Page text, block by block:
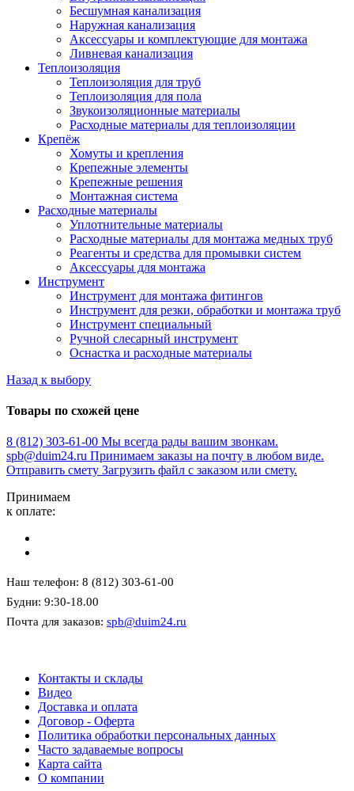
Бесшумная канализация
Наружная канализация
Аксессуары и комплектующие для монтажа
Ливневая канализация
Теплоизоляция
Теплоизоляция для труб
Теплоизоляция для пола
Звукоизоляционные материалы
Расходные материалы для теплоизоляции
Крепёж
Хомуты и крепления
Крепежные элементы
Крепежные решения
Монтажная система
Расходные материалы
Уплотнительные материалы
Расходные материалы для монтажа медных труб
Реагенты и средства для промывки систем
Аксессуары для монтажа
Инструмент
Инструмент для монтажа фитингов
Инструмент для резки, обработки и монтажа труб
Инструмент специальный
Ручной слесарный инструмент
Оснастка и расходные материалы
Назад к выбору
Товары по схожей цене
8 (812) 303-61-00 Мы всегда рады вашим звонкам.
spb@duim24.ru Принимаем заказы на почту в любом виде.
Отправить смету Загрузить файл с заказом или смету.
Принимаем
к оплате:
Наш телефон: 8 (812) 303-61-00
Будни: 9:30-18.00
Почта для заказов: spb@duim24.ru
Контакты и склады
Видео
Доставка и оплата
Договор - Оферта
Политика обработки персональных данных
Часто задаваемые вопросы
Карта сайта
О компании